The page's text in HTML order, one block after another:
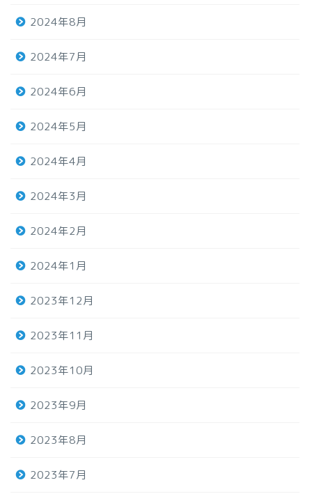
2024年8月
2024年7月
2024年6月
2024年5月
2024年4月
2024年3月
2024年2月
2024年1月
2023年12月
2023年11月
2023年10月
2023年9月
2023年8月
2023年7月